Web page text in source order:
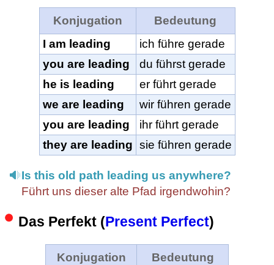
Konjugation
Bedeutung
I am leading
ich führe gerade
you are leading
du führst gerade
he is leading
er führt gerade
we are leading
wir führen gerade
you are leading
ihr führt gerade
they are leading sie führen gerade
Is this old path leading us anywhere?
Führt uns dieser alte Pfad irgendwohin?
Das Perfekt (Present Perfect)
Konjugation
Bedeutung